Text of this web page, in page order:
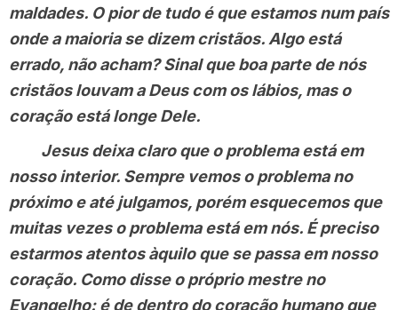
maldades. O pior de tudo é que estamos num país
onde a maioria se dizem cristãos. Algo está
errado, não acham? Sinal que boa parte de nós
cristãos louvam a Deus com os lábios, mas o
coração está longe Dele.
Jesus deixa claro que o problema está em
nosso interior. Sempre vemos o problema no
próximo e até julgamos, porém esquecemos que
muitas vezes o problema está em nós. É preciso
estarmos atentos àquilo que se passa em nosso
coração. Como disse o próprio mestre no
Evangelho: é de dentro do coração humano que